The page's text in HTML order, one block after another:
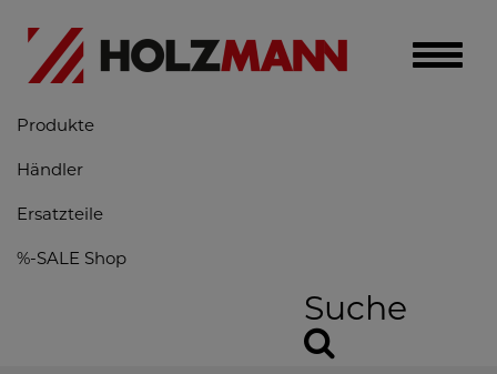
Toggle
Produkte
Händler
Ersatzteile
%-SALE Shop
Suche